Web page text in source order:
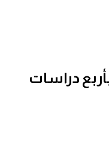
دراسات